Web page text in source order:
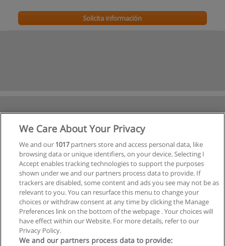
Solicita información
We Care About Your Privacy
We and our 1017partners store and access personal data, like
browsing data or unique identifiers, on your device. Selecting I
Accept enables tracking technologies to support the purposes
shown under we and our partners process data to provide. If
trackers are disabled, some content and ads you see may not be as
relevant to you. You can resurface this menu to change your
choices or withdraw consent at any time by clicking the Manage
Preferences link on the bottom of the webpage . Your choices will
have effect within our Website. For more details, refer to our
Privacy Policy.
We and our partners process data to provide: